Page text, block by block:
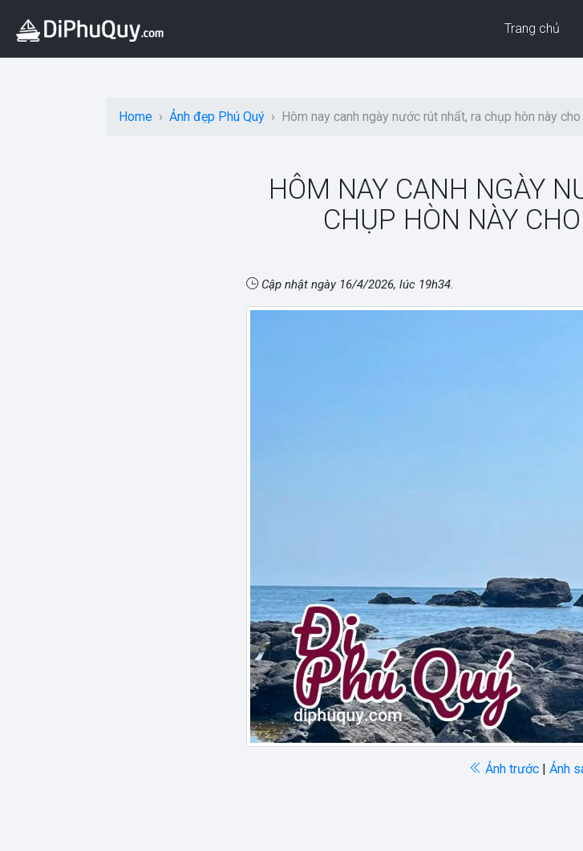
Trang chủ
Home Ảnh đẹp Phú Quý Hôm nay canh ngày nước rút nhất, ra chụp hòn này
HÔM NAY CANH NGÀY
CHỤP HÒN NÀY
Cập nhật ngày 16/4/2026, lúc 19h34.
Ảnh trước| Ảnh